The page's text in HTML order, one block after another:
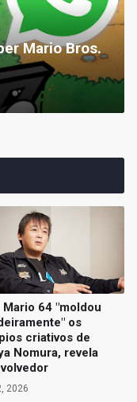
Mario Bros.
64 "moldou
os
criativos de
Nomura, revela
2026